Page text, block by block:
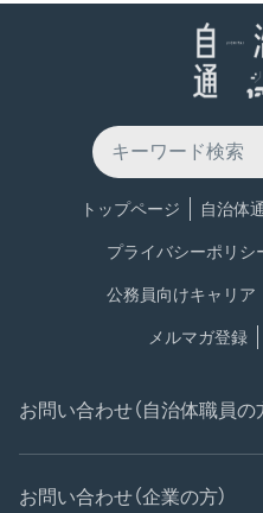
トップページ 自治体
プライバシーポリシ
公務員向けキャリア
メルマガ登録
お問い合わせ（自治体職員の
お問い合わせ（企業の方）